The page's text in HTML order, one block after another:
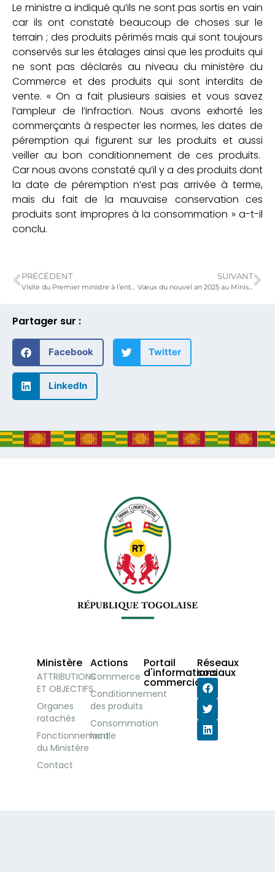
Partager sur :
Facebook Twitter
LinkedIn
Le ministre a indiqué qu’ils ne sont pas sortis en vain
car ils ont constaté beaucoup de choses sur le
terrain ; des produits périmés mais qui sont toujours
conservés sur les étalages ainsi que les produits qui
ne sont pas déclarés au niveau du ministère du
Commerce et des produits qui sont interdits de
vente. « On a fait plusieurs saisies et vous savez
l’ampleur de l’infraction. Nous avons exhorté les
commerçants à respecter les normes, les dates de
péremption qui figurent sur les produits et aussi
veiller au bon conditionnement de ces produits.
Car nous avons constaté qu’il y a des produits dont
la date de péremption n’est pas arrivée à terme,
mais du fait de la mauvaise conservation ces
produits sont impropres à la consommation » a-t-il
conclu.
PRÉCÉDENT
Visite du Premier ministre à l’entreprise Green Industry Plast Togo
SUIVANT
Vœux du nouvel an 2025 au Ministère du commerce, de l’artisanat et de la consommation locale, un engagement renouvelé pour plus d’efficacité
Ministère
ATTRIBUTIONS
ET OBJECTIFS
Organes
ratachés
Fonctionnement
du Ministère
Contact
Actions
Commerce
Conditionnement
des produits
Consommation
locale
Portail
d'informations
commerciales
Réseaux
sociaux